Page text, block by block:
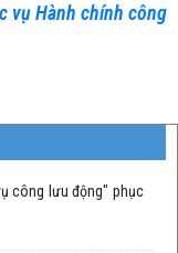
vụ Hành chính công
công lưu động" phục